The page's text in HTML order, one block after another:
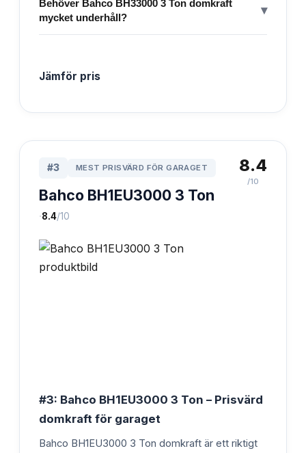
Behöver Bahco BH33000 3 Ton domkraft
mycket underhåll?
▾
Jämför pris
#3 MEST PRISVÄRD FÖR GARAGET
Bahco BH1EU3000 3 Ton
·8.4/10
8.4
/10
#3: Bahco BH1EU3000 3 Ton – Prisvärd
domkraft för garaget
Bahco BH1EU3000 3 Ton domkraft är ett riktigt